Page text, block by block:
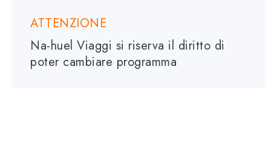
ATTENZIONE
Na-huel Viaggi si riserva il diritto di
poter cambiare programma